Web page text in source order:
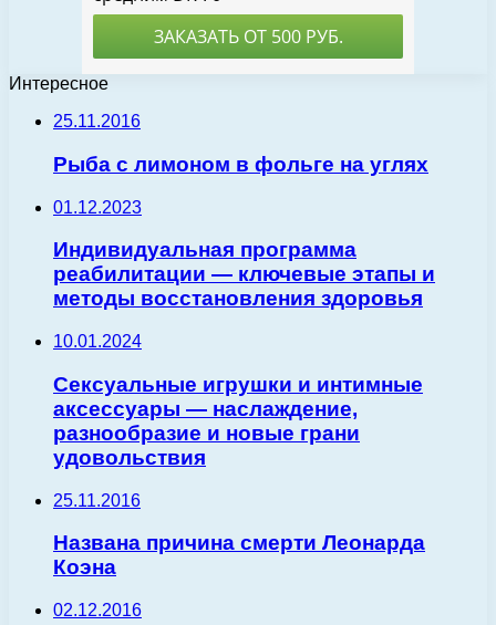
Интересное
25.11.2016
Рыба с лимоном в фольге на углях
01.12.2023
Индивидуальная программа
реабилитации — ключевые этапы и
методы восстановления здоровья
10.01.2024
Сексуальные игрушки и интимные
аксессуары — наслаждение,
разнообразие и новые грани
удовольствия
25.11.2016
Названа причина смерти Леонарда
Коэна
02.12.2016